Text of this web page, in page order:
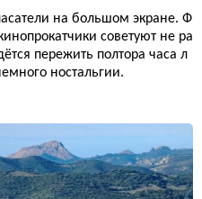
на большом экране. Ф
советуют не ра
пережить полтора часа л
ностальгии.